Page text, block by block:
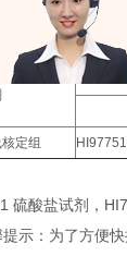
主机尺
定组
硫酸盐试剂，
示：为了方便